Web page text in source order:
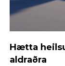
Hætta
aldraðra